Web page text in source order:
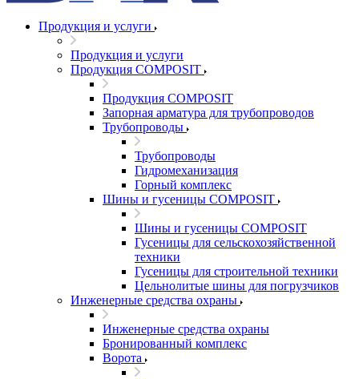
Продукция и услуги
Продукция и услуги
Продукция COMPOSIT
Продукция COMPOSIT
Запорная арматура для трубопроводов
Трубопроводы
Трубопроводы
Гидромеханизация
Горный комплекс
Шины и гусеницы COMPOSIT
Шины и гусеницы COMPOSIT
Гусеницы для сельскохозяйственной
техники
Гусеницы для строительной техники
Цельнолитые шины для погрузчиков
Инженерные средства охраны
Инженерные средства охраны
Бронированный комплекс
Ворота